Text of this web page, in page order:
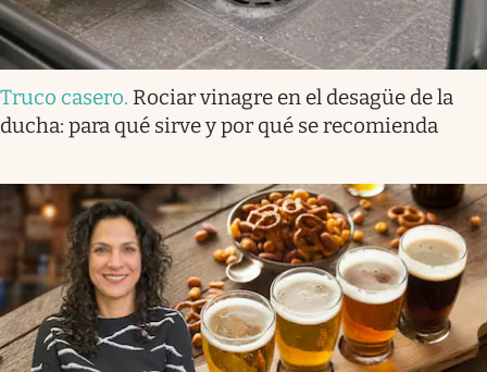
Truco casero. Rociar vinagre en el desagüe de la
ducha: para qué sirve y por qué se recomienda